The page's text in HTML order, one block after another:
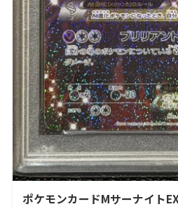
ポケモンカードMサーナイト